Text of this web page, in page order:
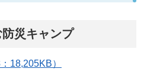
災キャンプ
18,205KB）